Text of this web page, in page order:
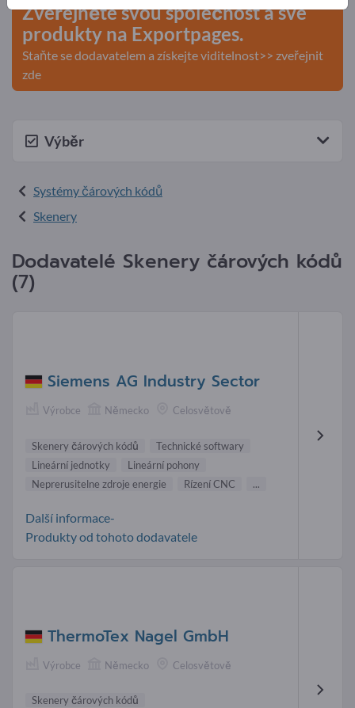
Zveřejněte svou společnost a své
produkty na Exportpages.
Staňte se dodavatelem a získejte viditelnost>> zveřejnit
zde
Výběr
Systémy čárových kódů
Skenery
Dodavatelé Skenery čárových kódů
(7)
Siemens AG Industry Sector
Výrobce Německo Celosvětově
Skenery čárových kódů
Technické softwary
Lineární jednotky
Lineární pohony
Neprerusitelne zdroje energie
Rízení CNC ...
Další informace-
Produkty od tohoto dodavatele
ThermoTex Nagel GmbH
Výrobce Německo Celosvětově
Skenery čárových kódů